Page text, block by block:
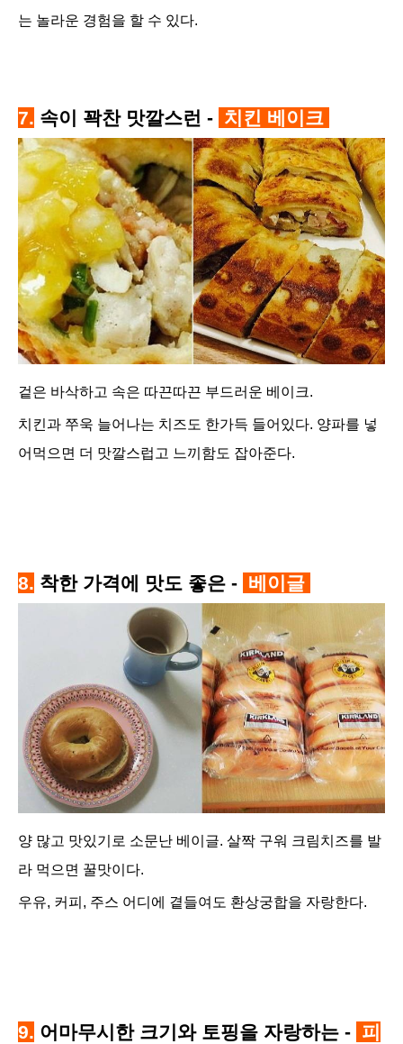
는 놀라운 경험을 할 수 있다.
7. 속이 꽉찬 맛깔스런 - 치킨 베이크
겉은 바삭하고 속은 따끈따끈 부드러운 베이크.
치킨과 쭈욱 늘어나는 치즈도 한가득 들어있다. 양파를 넣
어먹으면 더 맛깔스럽고 느끼함도 잡아준다.
8. 착한 가격에 맛도 좋은 - 베이글
양 많고 맛있기로 소문난 베이글. 살짝 구워 크림치즈를 발
라 먹으면 꿀맛이다.
우유, 커피, 주스 어디에 곁들여도 환상궁합을 자랑한다.
9. 어마무시한 크기와 토핑을 자랑하는 - 피